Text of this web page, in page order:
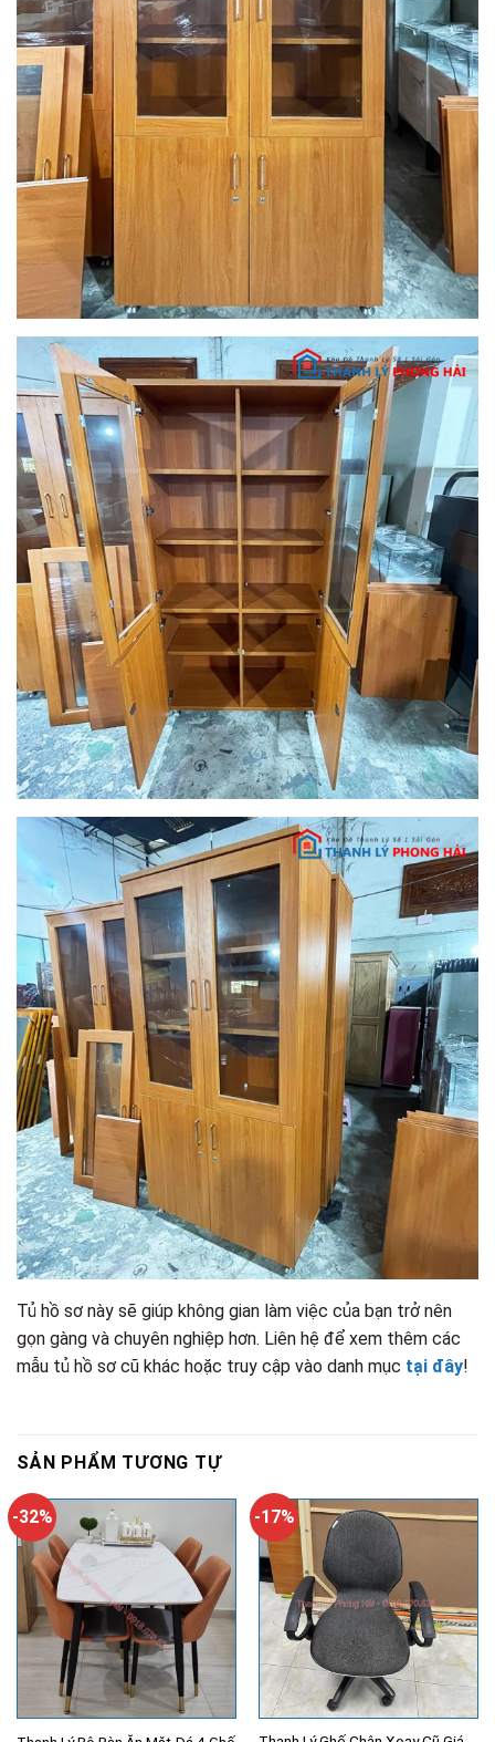
Tủ hồ sơ này sẽ giúp không gian làm việc của bạn trở nên
gọn gàng và chuyên nghiệp hơn. Liên hệ để xem thêm các
mẫu tủ hồ sơ cũ khác hoặc truy cập vào danh mục tại đây!
SẢN PHẨM TƯƠNG TỰ
-32% -17%